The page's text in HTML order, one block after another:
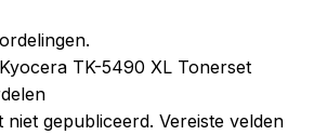
TK-5490 XL Tonerset
gepubliceerd. Vereiste velden